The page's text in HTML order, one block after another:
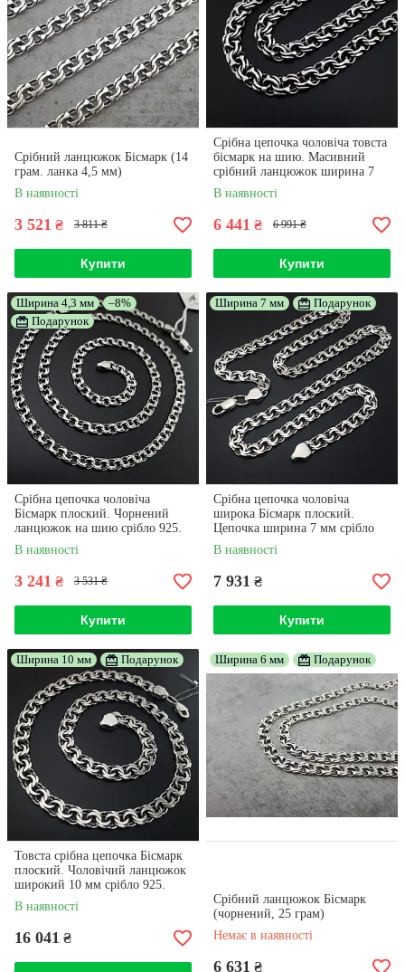
Срібний ланцюжок Бісмарк (14
грам. ланка 4,5 мм)
В наявності
3 521 ₴ 3 811 ₴
Купити
Срібна цепочка чоловіча товста
бісмарк на шию. Масивний
срібний ланцюжок ширина 7
мм. Довжина 55 см
В наявності
6 441 ₴ 6 991 ₴
Купити
Ширина 4,3 мм
–8%
Подарунок
Срібна цепочка чоловіча
Бісмарк плоский. Чорнений
ланцюжок на шию срібло 925.
Довжина 55 см
В наявності
3 241 ₴ 3 531 ₴
Купити
Ширина 7 мм Подарунок
Срібна цепочка чоловіча
широка Бісмарк плоский.
Цепочка ширина 7 мм срібло
925. Довжина 55 см
В наявності
7 931 ₴
Купити
Ширина 10 мм Подарунок
Товста срібна цепочка Бісмарк
плоский. Чоловічий ланцюжок
широкий 10 мм срібло 925.
Довжина 55 см
В наявності
16 041 ₴
Ширина 6 мм Подарунок
Срібний ланцюжок Бісмарк
(чорнений, 25 грам)
Немає в наявності
6 631 ₴